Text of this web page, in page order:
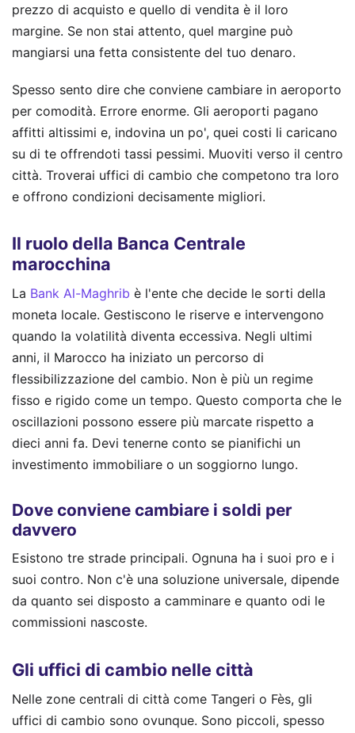
prezzo di acquisto e quello di vendita è il loro
margine. Se non stai attento, quel margine può
mangiarsi una fetta consistente del tuo denaro.
Spesso sento dire che conviene cambiare in aeroporto
per comodità. Errore enorme. Gli aeroporti pagano
affitti altissimi e, indovina un po', quei costi li caricano
su di te offrendoti tassi pessimi. Muoviti verso il centro
città. Troverai uffici di cambio che competono tra loro
e offrono condizioni decisamente migliori.
Il ruolo della Banca Centrale
marocchina
La Bank Al-Maghrib è l'ente che decide le sorti della
moneta locale. Gestiscono le riserve e intervengono
quando la volatilità diventa eccessiva. Negli ultimi
anni, il Marocco ha iniziato un percorso di
flessibilizzazione del cambio. Non è più un regime
fisso e rigido come un tempo. Questo comporta che le
oscillazioni possono essere più marcate rispetto a
dieci anni fa. Devi tenerne conto se pianifichi un
investimento immobiliare o un soggiorno lungo.
Dove conviene cambiare i soldi per
davvero
Esistono tre strade principali. Ognuna ha i suoi pro e i
suoi contro. Non c'è una soluzione universale, dipende
da quanto sei disposto a camminare e quanto odi le
commissioni nascoste.
Gli uffici di cambio nelle città
Nelle zone centrali di città come Tangeri o Fès, gli
uffici di cambio sono ovunque. Sono piccoli, spesso